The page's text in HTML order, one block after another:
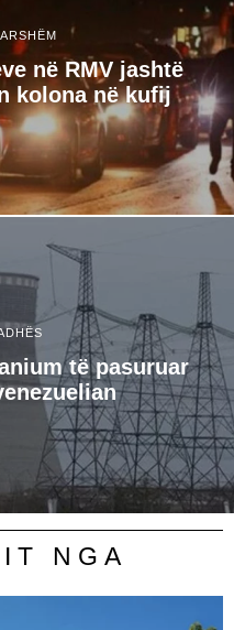
në RMV jashtë
kolona në kufij
të pasuruar
NGA